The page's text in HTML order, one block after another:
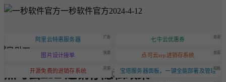
一秒软件官方2024-4-12
点可云
点可云ERP进销存隐私政策
阿里云特惠服务器 广告 七牛云优惠券 自营
图片设计接单 优质 点可云erp进销存系统 自营
开源免费的进销存系统 开源 宝塔服务器面板，一键全能部署及管理招租